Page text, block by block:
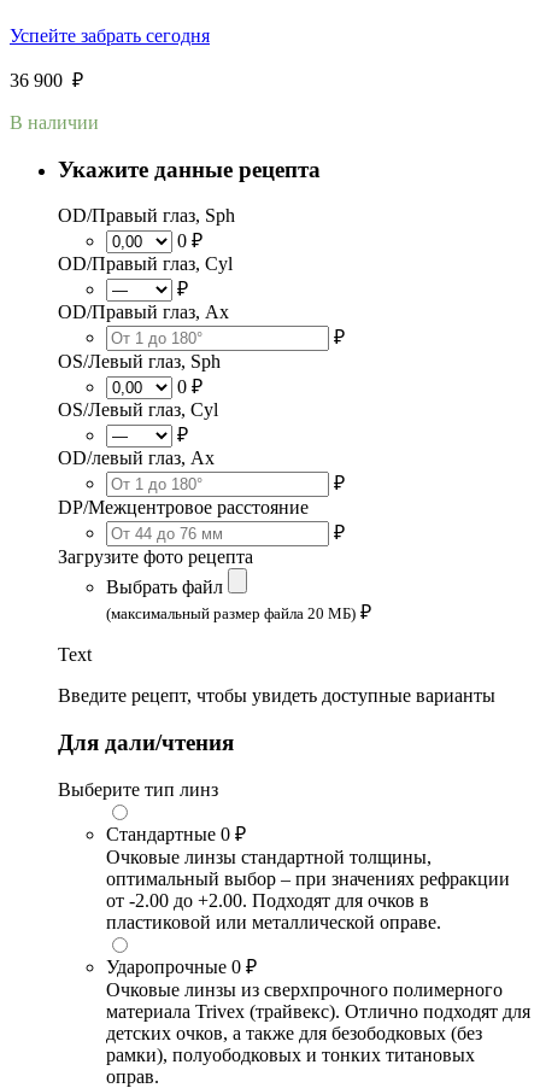
Успейте забрать сегодня
36 900 ₽
В наличии
Укажите данные рецепта
OD/Правый глаз, Sph
0 ₽
OD/Правый глаз, Cyl
₽
OD/Правый глаз, Ax
₽
OS/Левый глаз, Sph
0 ₽
OS/Левый глаз, Cyl
₽
OD/левый глаз, Ax
₽
DP/Межцентровое расстояние
₽
Загрузите фото рецепта
Выбрать файл
(максимальный размер файла 20 МБ) ₽
Text
Введите рецепт, чтобы увидеть доступные варианты
Для дали/чтения
Выберите тип линз
Стандартные 0 ₽
Очковые линзы стандартной толщины,
оптимальный выбор – при значениях рефракции
от -2.00 до +2.00. Подходят для очков в
пластиковой или металлической оправе.
Ударопрочные 0 ₽
Очковые линзы из сверхпрочного полимерного
материала Trivex (трайвекс). Отлично подходят для
детских очков, а также для безободковых (без
рамки), полуободковых и тонких титановых
оправ.